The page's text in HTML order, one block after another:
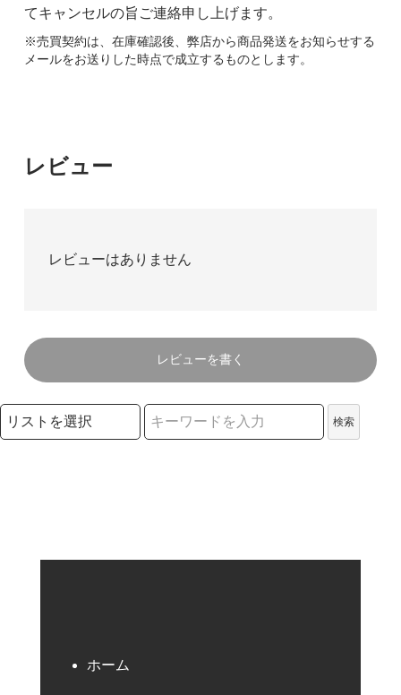
てキャンセルの旨ご連絡申し上げます。
※売買契約は、在庫確認後、弊店から商品発送をお知らせする
メールをお送りした時点で成立するものとします。
レビュー
レビューはありません
レビューを書く
検索リストの選択
検索
ホーム